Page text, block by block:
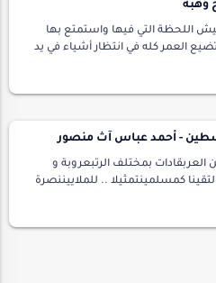
وهبة
اللحظة التي فيها واستمتع بها
تضيع العمر كله في انتظار أشياء في يد
دائما في ح…
- أحمد عباس آث منصور
العربقادات بمختلف الرتبعروبة و
كمسلمينتمثيلا .. للملاييننصرة
نحددوبال…